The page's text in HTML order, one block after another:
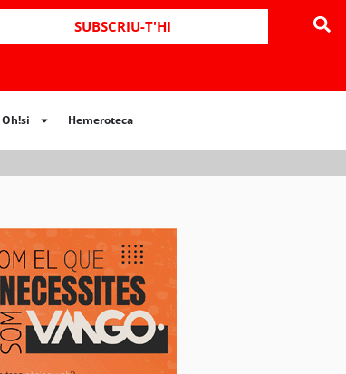
SUBSCRIU-T'HI
Oh!si Hemeroteca
Hemeroteca